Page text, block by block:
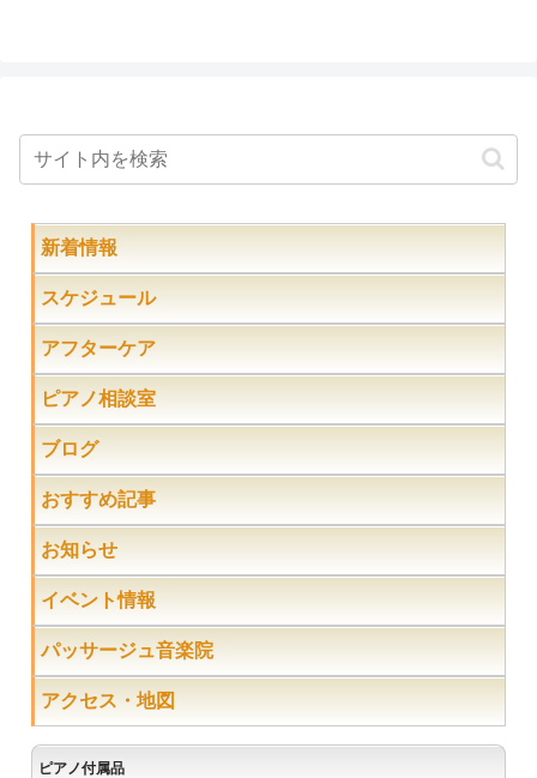
新着情報
スケジュール
アフターケア
ピアノ相談室
ブログ
おすすめ記事
お知らせ
イベント情報
パッサージュ音楽院
アクセス・地図
ピアノ付属品